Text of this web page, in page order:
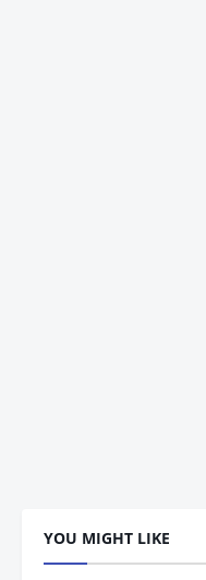
YOU MIGHT LIKE